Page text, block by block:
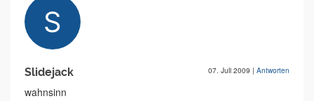
Slidejack 07. Juli 2009 | Antworten
wahnsinn